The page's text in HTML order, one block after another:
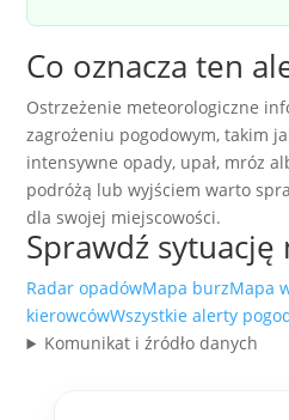
Co oznacza ten
Ostrzeżenie meteorologiczne
zagrożeniu pogodowym, takim
intensywne opady, upał, mróz
podróżą lub wyjściem warto
dla swojej miejscowości.
Sprawdź sytuację
Radar opadówMapa burzMapa
kierowcówWszystkie alerty
Komunikat i źródło danych